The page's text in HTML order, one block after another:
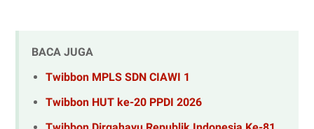
BACA JUGA
Twibbon MPLS SDN CIAWI 1
Twibbon HUT ke-20 PPDI 2026